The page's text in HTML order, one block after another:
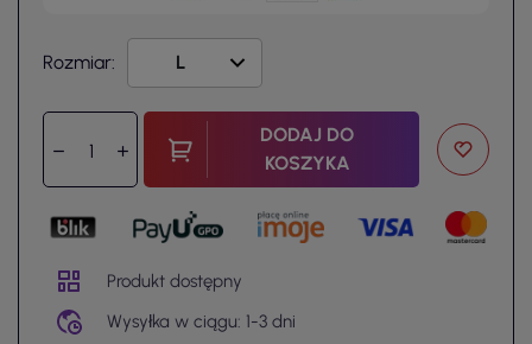
Rozmiar:
DODAJ DO
KOSZYKA
Produkt dostępny
Wysyłka w ciągu: 1-3 dni